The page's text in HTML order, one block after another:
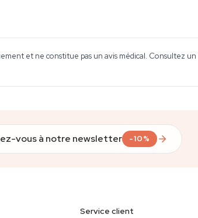
et ne constitue pas un avis médical. Consultez
vous à notre newsletter -10%
Service client